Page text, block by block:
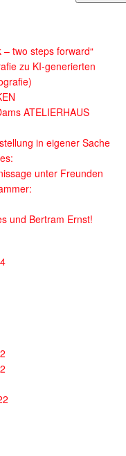
– two steps forward“
zu KI-generierten
ATELIERHAUS
in eigener Sache
unter Freunden
und Bertram Ernst!